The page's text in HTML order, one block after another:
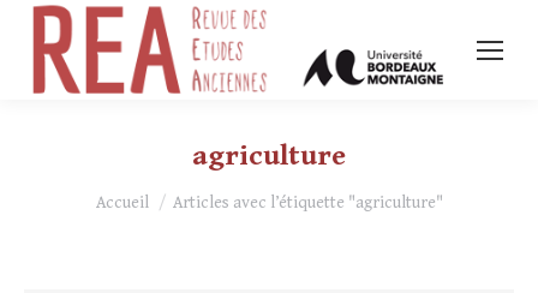
agriculture
Vous êtes ici :
Accueil Articles avec l’étiquette "agriculture"